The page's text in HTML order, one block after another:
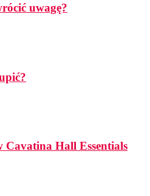
uwagę?
Cavatina Hall Essentials